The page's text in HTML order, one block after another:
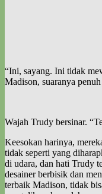
“Ini, sayang. Ini tidak
Madison, suaranya
Wajah Trudy bersinar.
Keesokan harinya,
tidak seperti yang
di udara, dan hati Trudy
desainer berbisik dan
terbaik Madison, tidak